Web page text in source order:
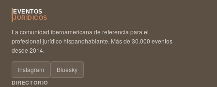
EVENTOS
JURÍDICOS
La comunidad iberoamericana de referencia para el
profesional jurídico hispanohablante. Más de 30.000 eventos
desde 2014.
Instagram Bluesky
DIRECTORIO